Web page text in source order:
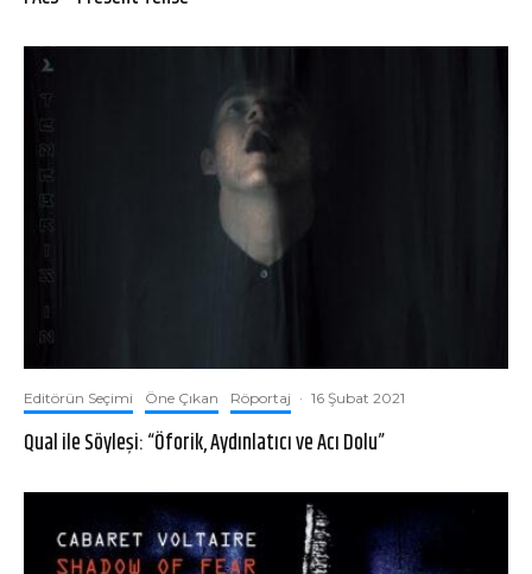
Editörün Seçimi Öne Çıkan Röportaj · 16 Şubat 2021
Qual ile Söyleşi: “Öforik, Aydınlatıcı ve Acı Dolu”